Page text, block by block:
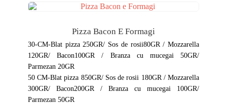
variații.
fi
alese
în
pagina
produsului.
Pizza Bacon E Formagi
30-CM-Blat pizza 250GR/ Sos de rosii80GR / Mozzarella
120GR/ Bacon100GR / Branza cu mucegai 50GR/
Parmezan 20GR
50 CM-Blat pizza 850GR/ Sos de rosii 180GR / Mozzarella
300GR/ Bacon200GR / Branza cu mucegai 100GR/
Parmezan 50GR